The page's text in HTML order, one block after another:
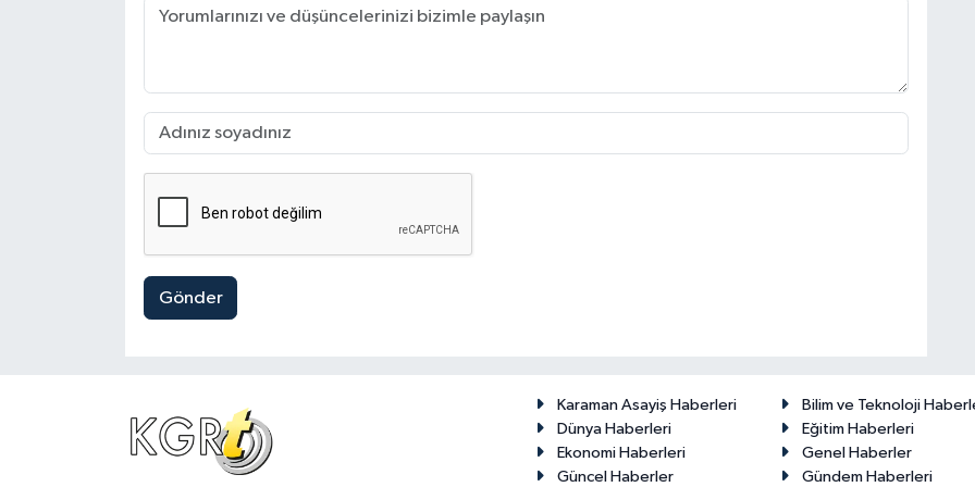
Gönder
Karaman Asayiş Haberleri
Bilim ve Teknoloji
Dünya Haberleri
Eğitim Haberleri
Ekonomi Haberleri
Genel Haberler
Güncel Haberler
Gündem Haberleri